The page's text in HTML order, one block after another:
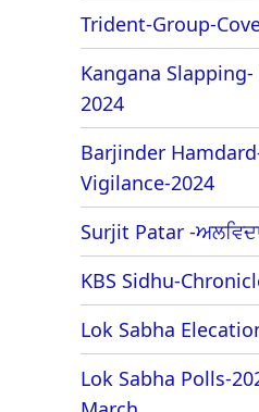
Trident-Group-
Kangana
2024
Barjinder
Vigilance-2024
Surjit Patar -
KBS Sidhu-
Lok Sabha
Lok Sabha Polls-